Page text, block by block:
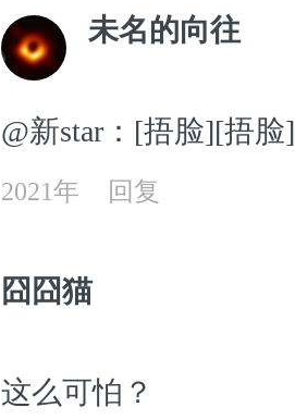
未名的向往
@新star：[捂脸][捂脸]
2021年 回复
囧囧猫
这么可怕？